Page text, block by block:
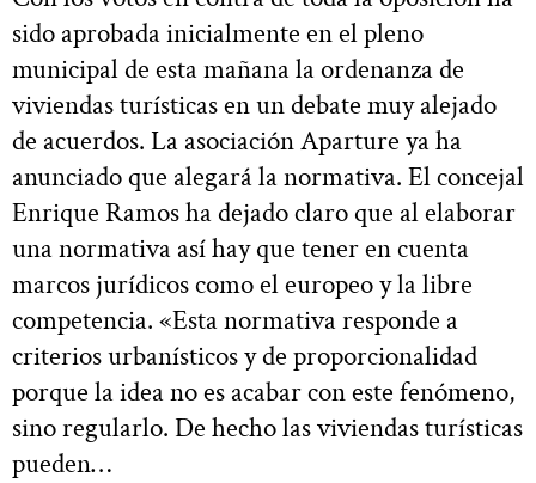
sido aprobada inicialmente en el pleno
municipal de esta mañana la ordenanza de
viviendas turísticas en un debate muy alejado
de acuerdos. La asociación Aparture ya ha
anunciado que alegará la normativa. El concejal
Enrique Ramos ha dejado claro que al elaborar
una normativa así hay que tener en cuenta
marcos jurídicos como el europeo y la libre
competencia. «Esta normativa responde a
criterios urbanísticos y de proporcionalidad
porque la idea no es acabar con este fenómeno,
sino regularlo. De hecho las viviendas turísticas
pueden…